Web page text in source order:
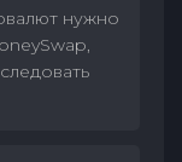
нужно